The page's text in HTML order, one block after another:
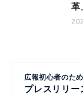
革
広報初心者のた
プレスリリー